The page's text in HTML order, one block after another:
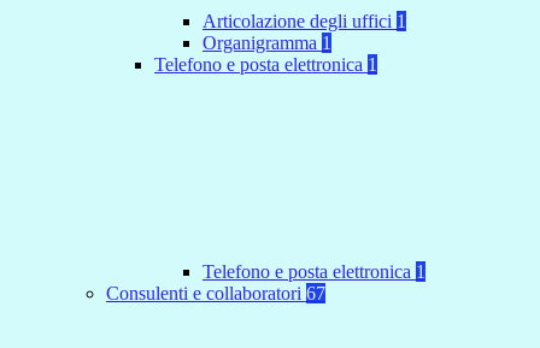
Articolazione degli uffici 1
Organigramma 1
Telefono e posta elettronica 1
Telefono e posta elettronica 1
Consulenti e collaboratori 67